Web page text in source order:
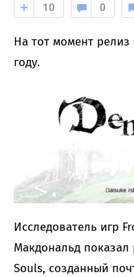
10 0
На тот момент
году.
Исследователь игр
Макдональд
Souls, созданный